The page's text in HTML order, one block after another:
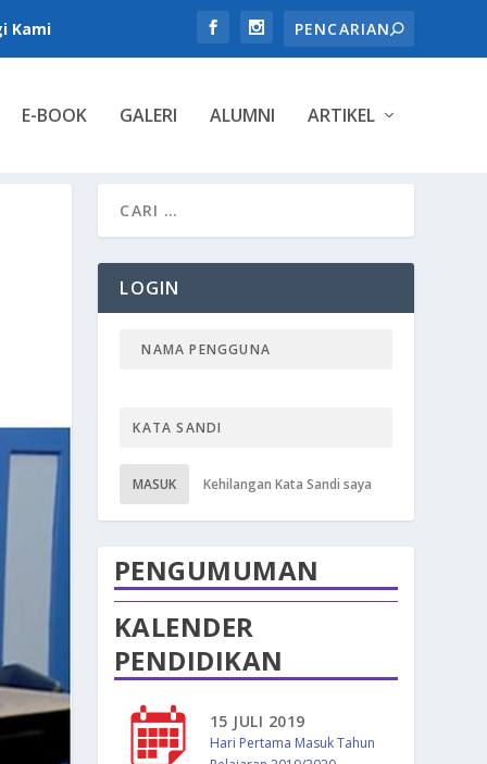
Kami
E-BOOK GALERI ALUMNI ARTIKEL
LOGIN
MASUK Kehilangan Kata Sandi saya
PENGUMUMAN
KALENDER
PENDIDIKAN
15 JULI 2019
Hari Pertama Masuk Tahun